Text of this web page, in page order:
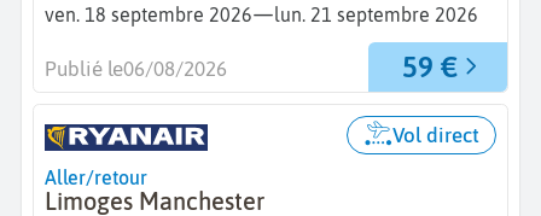
ven. 18 septembre 2026—lun. 21 septembre 2026
59 €
Publié le06/08/2026
Aller/retour
Limoges Manchester
Vol direct